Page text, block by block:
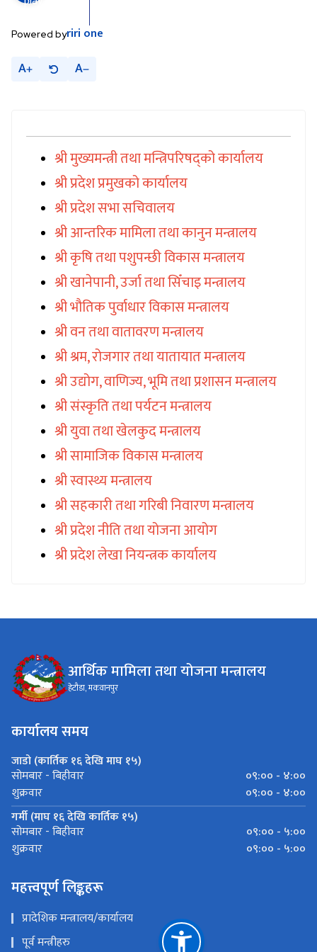
Powered byriri one
A A
श्री मुख्यमन्त्री तथा मन्त्रिपरिषद्को कार्यालय
श्री प्रदेश प्रमुखको कार्यालय
श्री प्रदेश सभा सचिवालय
श्री आन्तरिक मामिला तथा कानुन मन्त्रालय
श्री कृषि तथा पशुपन्छी विकास मन्त्रालय
श्री खानेपानी, उर्जा तथा सिँचाइ मन्त्रालय
श्री भौतिक पुर्वाधार विकास मन्त्रालय
श्री वन तथा वातावरण मन्त्रालय
श्री श्रम, रोजगार तथा यातायात मन्त्रालय
श्री उद्योग, वाणिज्य, भूमि तथा प्रशासन मन्त्रालय
श्री संस्कृति तथा पर्यटन मन्त्रालय
श्री युवा तथा खेलकुद मन्त्रालय
श्री सामाजिक विकास मन्त्रालय
श्री स्वास्थ्य मन्त्रालय
श्री सहकारी तथा गरिबी निवारण मन्त्रालय
श्री प्रदेश नीति तथा योजना आयोग
श्री प्रदेश लेखा नियन्त्रक कार्यालय
आर्थिक मामिला तथा योजना मन्त्रालय
हेटौडा, मकवानपुर
कार्यालय समय
जाडो (कार्तिक १६ देखि माघ १५)
सोमबार - बिहीवार
०९:०० - ४:००
शुक्रवार
०९:०० - ४:००
गर्मी (माघ १६ देखि कार्तिक १५)
सोमबार - बिहीवार
०९:०० - ५:००
शुक्रवार
०९:०० - ५:००
महत्त्वपूर्ण लिङ्कहरू
प्रादेशिक मन्त्रालय/कार्यालय
पूर्व मन्त्रीहरु